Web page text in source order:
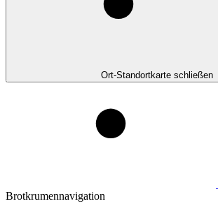
Ort-Standortkarte schließen
Brotkrumennavigation